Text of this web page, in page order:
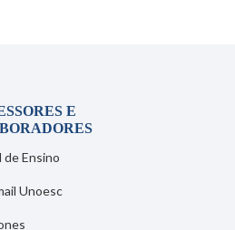
E
de Ensino
Unoesc